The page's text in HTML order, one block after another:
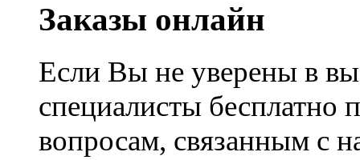
Заказы онлайн
Если Вы не уверены в
специалисты
вопросам, связанным с